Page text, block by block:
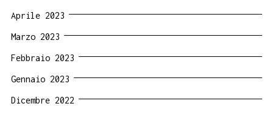
Aprile 2023
Marzo 2023
Febbraio 2023
Gennaio 2023
Dicembre 2022